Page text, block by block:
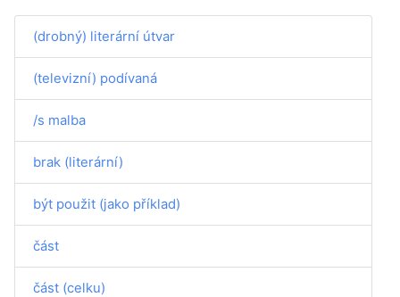
(drobný) literární útvar
(televizní) podívaná
/s malba
brak (literární)
být použit (jako příklad)
část
část (celku)